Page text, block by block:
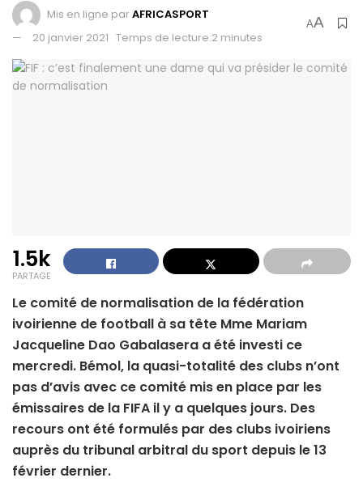
Mis en ligne parAFRICASPORT
20 janvier 2021 Temps de lecture:2 minutes
AA
1.5k
PARTAGE
Le comité de normalisation de la fédération
ivoirienne de football à sa tête Mme Mariam
Jacqueline Dao Gabalasera a été investi ce
mercredi. Bémol, la quasi-totalité des clubs n’ont
pas d’avis avec ce comité mis en place par les
émissaires de la FIFA il y a quelques jours. Des
recours ont été formulés par des clubs ivoiriens
auprès du tribunal arbitral du sport depuis le 13
février dernier.